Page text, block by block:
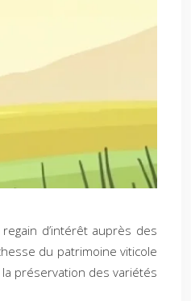
d’intérêt auprès des
du patrimoine viticole
préservation des variétés